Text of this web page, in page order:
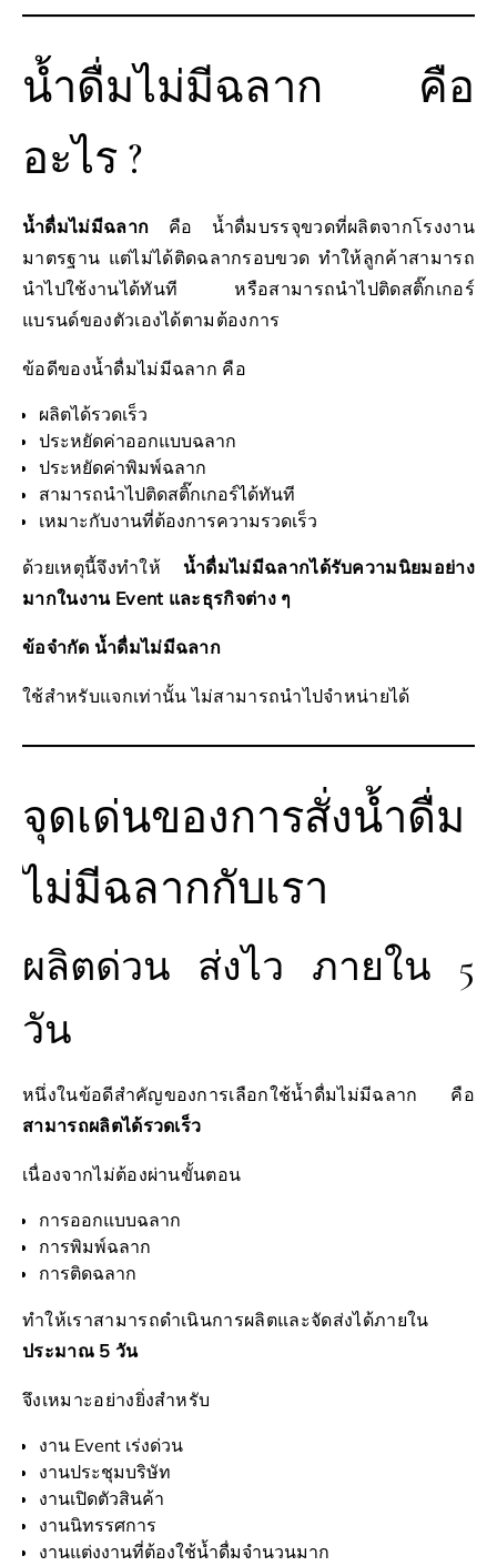
น้ำดื่มไม่มีฉลาก คือ
อะไร ?
น้ำดื่มไม่มีฉลาก คือ น้ำดื่มบรรจุขวดที่ผลิตจากโรงงาน
มาตรฐาน แต่ไม่ได้ติดฉลากรอบขวด ทำให้ลูกค้าสามารถ
นำไปใช้งานได้ทันที หรือสามารถนำไปติดสติ๊กเกอร์
แบรนด์ของตัวเองได้ตามต้องการ
ข้อดีของน้ำดื่มไม่มีฉลาก คือ
ผลิตได้รวดเร็ว
ประหยัดค่าออกแบบฉลาก
ประหยัดค่าพิมพ์ฉลาก
สามารถนำไปติดสติ๊กเกอร์ได้ทันที
เหมาะกับงานที่ต้องการความรวดเร็ว
ด้วยเหตุนี้จึงทำให้ น้ำดื่มไม่มีฉลากได้รับความนิยมอย่าง
มากในงาน Event และธุรกิจต่าง ๆ
ข้อจำกัด น้ำดื่มไม่มีฉลาก
ใช้สำหรับแจกเท่านั้น ไม่สามารถนำไปจำหน่ายได้
จุดเด่นของการสั่งน้ำดื่ม
ไม่มีฉลากกับเรา
ผลิตด่วน ส่งไว ภายใน 5
วัน
หนึ่งในข้อดีสำคัญของการเลือกใช้น้ำดื่มไม่มีฉลาก คือ
สามารถผลิตได้รวดเร็ว
เนื่องจากไม่ต้องผ่านขั้นตอน
การออกแบบฉลาก
การพิมพ์ฉลาก
การติดฉลาก
ทำให้เราสามารถดำเนินการผลิตและจัดส่งได้ภายใน
ประมาณ 5 วัน
จึงเหมาะอย่างยิ่งสำหรับ
งาน Event เร่งด่วน
งานประชุมบริษัท
งานเปิดตัวสินค้า
งานนิทรรศการ
งานแต่งงานที่ต้องใช้น้ำดื่มจำนวนมาก